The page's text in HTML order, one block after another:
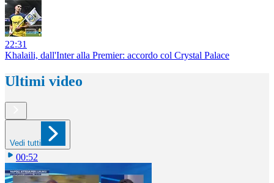
22:31
Khalaili, dall'Inter alla Premier: accordo col Crystal Palace
Ultimi video
Vedi tutti
00:52